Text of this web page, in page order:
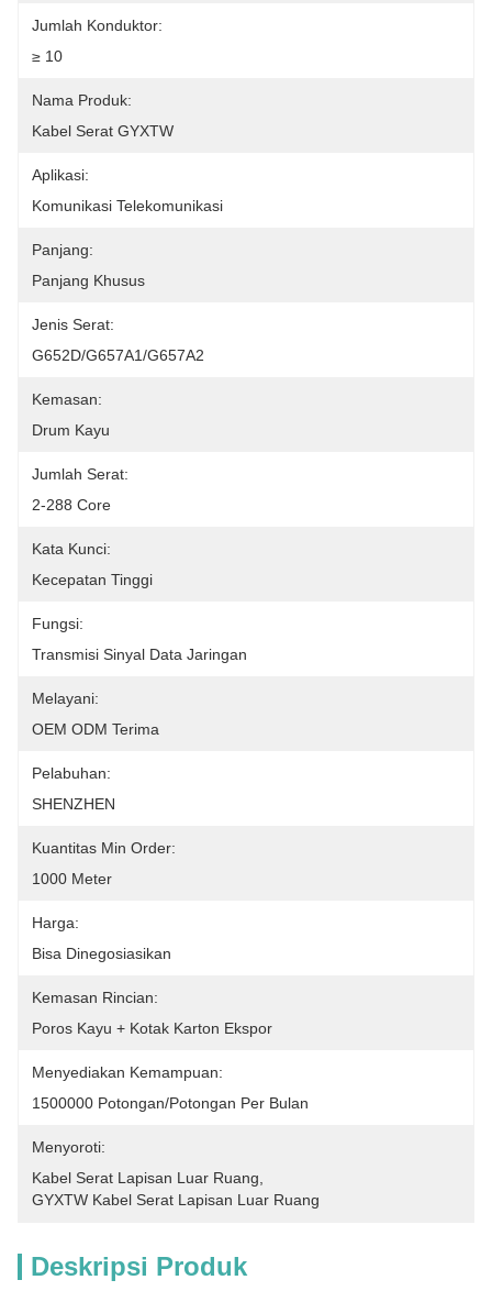
Jumlah Konduktor:
≥ 10
Nama Produk:
Kabel Serat GYXTW
Aplikasi:
Komunikasi Telekomunikasi
Panjang:
Panjang Khusus
Jenis Serat:
G652D/G657A1/G657A2
Kemasan:
Drum Kayu
Jumlah Serat:
2-288 Core
Kata Kunci:
Kecepatan Tinggi
Fungsi:
Transmisi Sinyal Data Jaringan
Melayani:
OEM ODM Terima
Pelabuhan:
SHENZHEN
Kuantitas Min Order:
1000 Meter
Harga:
Bisa Dinegosiasikan
Kemasan Rincian:
Poros Kayu + Kotak Karton Ekspor
Menyediakan Kemampuan:
1500000 Potongan/potongan Per Bulan
Menyoroti:
Kabel Serat Lapisan Luar Ruang
GYXTW Kabel Serat Lapisan Luar Ruang
Deskripsi Produk